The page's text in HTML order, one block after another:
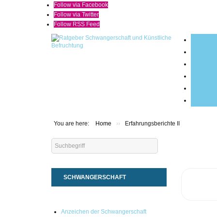
Follow via Facebook
Follow via Twitter
Follow RSS Feed
You are here: Home ›› Erfahrungsberichte II
Search
SCHWANGERSCHAFT
Anzeichen der Schwangerschaft